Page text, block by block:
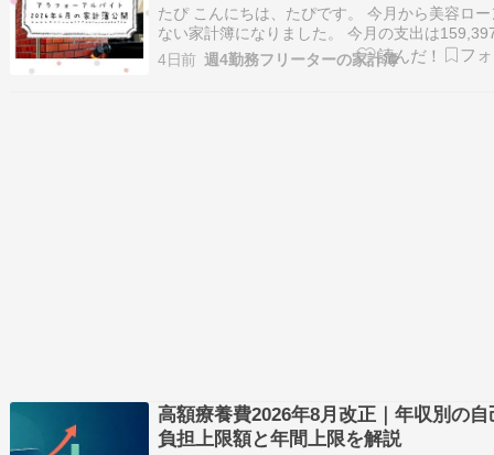
たぴ こんにちは、たぴです。 今月から美容ロ
ない家計簿になりました。 今月の支出は
で、そのうち支給された定期代を抜くと
した。 今月はマッサージに2回行きました。 だ
4日前 週4勤務フリーターの家計簿
高額療養費2026年8月改正｜年収別の自
負担上限額と年間上限を解説